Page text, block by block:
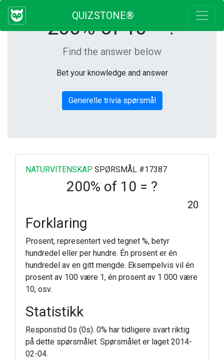
QUIZSTONE®
200% of 10 = ?
Find the answer below
Bet your knowledge and answer
Generelle trivia spørsmål
NATURVITENSKAP SPØRSMÅL #17387
200% of 10 = ?
20
Forklaring
Prosent, representert ved tegnet %, betyr
hundredel eller per hundre. Én prosent er én
hundredel av en gitt mengde. Eksempelvis vil én
prosent av 100 være 1, én prosent av 1 000 være
10, osv.
Statistikk
Responstid 0s (0s). 0% har tidligere svart riktig
på dette spørsmålet. Spørsmålet er laget 2014-
02-04.